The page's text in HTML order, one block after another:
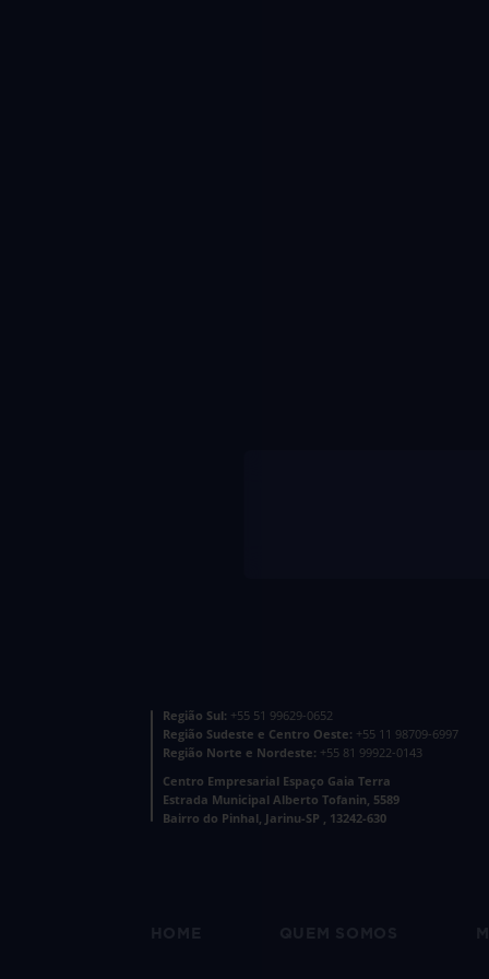
Região Sul: +55 51 99629-0652
Região Sudeste e Centro Oeste: +55 11 98709-6997
Região Norte e Nordeste: +55 81 99922-0143
Centro Empresarial Espaço Gaia Terra
Estrada Municipal Alberto Tofanin, 5589
Bairro do Pinhal, Jarinu-SP , 13242-630